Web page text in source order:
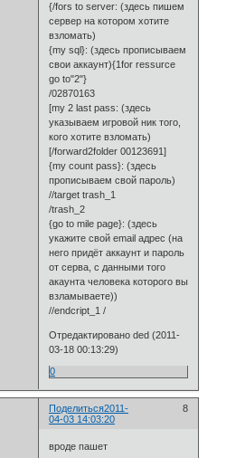
{/fors to server: (здесь пишем
сервер на котором хотите
взломать)
{my sql}: (здесь прописываем
свои аккаунт){1for ressurce
go to"2"}
/02870163
[my 2 last pass: (здесь
указываем игровой ник того,
кого хотите взломать)
[/forward2folder 00123691]
{my count pass}: (здесь
прописываем свой пароль)
//target trash_1
/trash_2
{go to mile page}: (здесь
укажите свой email адрес (на
него придёт аккаунт и пароль
от серва, с данными того
акаунта человека которого вы
взламываете))
//endcript_1 /
Отредактировано ded (2011-
03-18 00:13:29)
0
Поделиться 8
2011-
04-03 14:03:20
вроде пашет